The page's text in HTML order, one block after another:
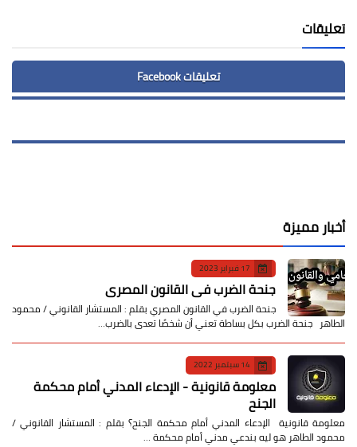
تعليقات
تعليقات Facebook
أخبار مميزة
17 فبراير 2023
جنحة الضرب في القانون المصري
جنحة الضرب في القانون المصري بقلم : المستشار القانوني / محمود
الطاهر جنحة الضرب بكل بساطة تعني أن شخصًا تعدى بالضرب…
14 سبتمبر 2022
معلومة قانونية - الإدعاء المدني أمام محكمة
الجنح
معلومة قانونية الإدعاء المدني أمام محكمة الجنح؟ بقلم : المستشار القانوني /
محمود الطاهر هو ليه بندعي مدني أمام محكمة …